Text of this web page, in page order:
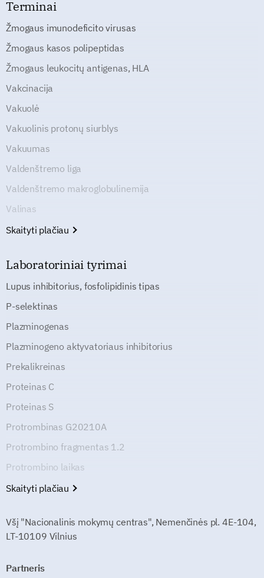
Terminai
Žmogaus imunodeficito virusas
Žmogaus kasos polipeptidas
Žmogaus leukocitų antigenas, HLA
Vakcinacija
Vakuolė
Vakuolinis protonų siurblys
Vakuumas
Valdenštremo liga
Valdenštremo makroglobulinemija
Valinas
Skaityti plačiau
Laboratoriniai tyrimai
Lupus inhibitorius, fosfolipidinis tipas
P-selektinas
Plazminogenas
Plazminogeno aktyvatoriaus inhibitorius
Prekalikreinas
Proteinas C
Proteinas S
Protrombinas G20210A
Protrombino fragmentas 1.2
Protrombino laikas
Skaityti plačiau
Všį "Nacionalinis mokymų centras", Nemenčinės pl. 4E-104,
LT-10109 Vilnius
Partneris